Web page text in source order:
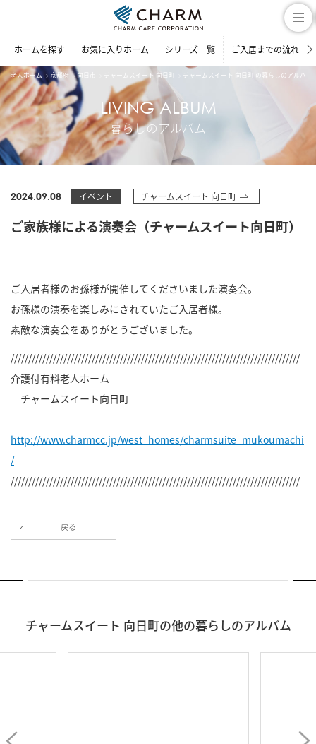
ホームを探す お気に入りホーム シリーズ一覧 ご入居までの流れ
老人ホーム 京都府 向日市 チャームスイート 向日町 チャームスイート 向日町 の暮らしのアルバム
LIVING ALBUM
暮らしのアルバム
2024.09.08 イベント チャームスイート 向日町
ご家族様による演奏会（チャームスイート向日町）
ご入居者様のお孫様が開催してくださいました演奏会。
お孫様の演奏を楽しみにされていたご入居者様。
素敵な演奏会をありがとうございました。
//////////////////////////////////////////////////////////////////////////////////
介護付有料老人ホーム
チャームスイート向日町
http://www.charmcc.jp/west_homes/charmsuite_mukoumachi
/
//////////////////////////////////////////////////////////////////////////////////
戻る
チャームスイート 向日町の他の暮らしのアルバム